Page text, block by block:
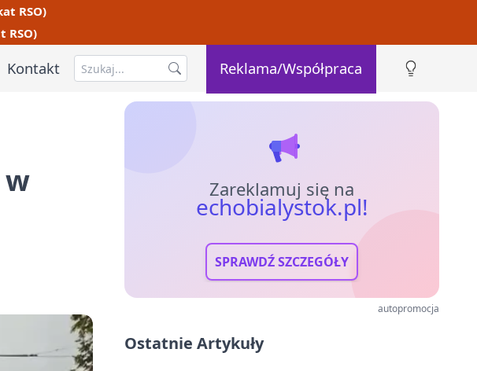
RSO)
RSO)
Kontakt Reklama/Współpraca
Zareklamuj się na
echobialystok.pl!
SPRAWDŹ SZCZEGÓŁY
autopromocja
Ostatnie Artykuły